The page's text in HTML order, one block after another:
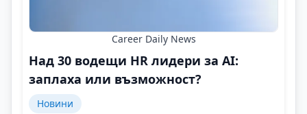
Career Daily News
Над 30 водещи HR лидери за AI:
заплаха или възможност?
Новини